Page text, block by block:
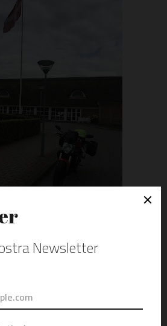
briciolo di stanchezza. Era tutto
nello stesso tempo mi sentivo a